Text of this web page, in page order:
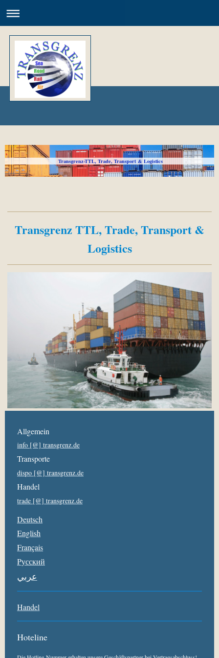
Transgrenz-TTL, Trade, Transport & Logistics
Transgrenz TTL, Trade, Transport &
Logistics
Allgemein
info [@] transgrenz.de
Transporte
dispo [@] transgrenz.de
Handel
trade [@] transgrenz.de
Deutsch
English
Français
Pусский
عربي
Handel
Hoteline